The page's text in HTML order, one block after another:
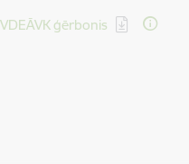
VDEĀVK ģērbonis